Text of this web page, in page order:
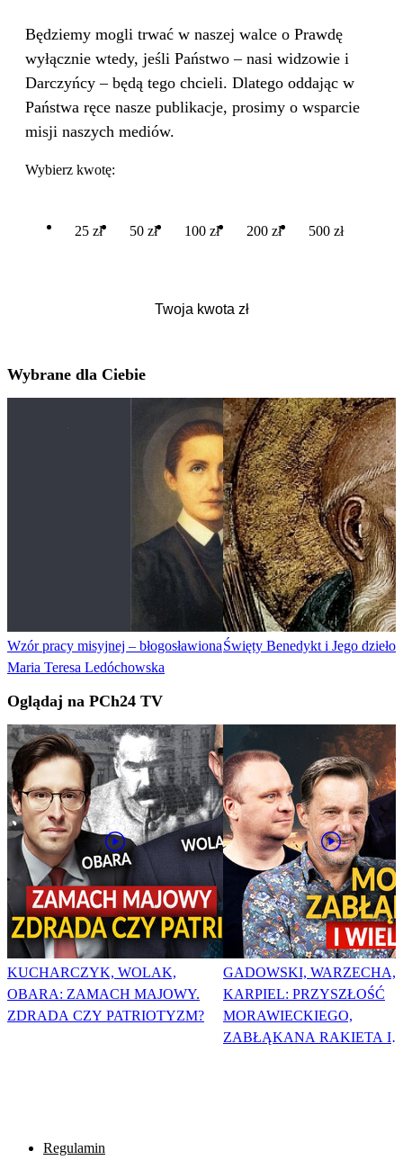
Będziemy mogli trwać w naszej walce o Prawdę
wyłącznie wtedy, jeśli Państwo – nasi widzowie i
Darczyńcy – będą tego chcieli. Dlatego oddając w
Państwa ręce nasze publikacje, prosimy o wsparcie
misji naszych mediów.
Wybierz kwotę:
25 zł 50 zł 100 zł 200 zł 500 zł
Wybrane dla Ciebie
Wzór pracy misyjnej – błogosławiona
Maria Teresa Ledóchowska
Święty Benedykt i Jego dzieło
Oglądaj na PCh24 TV
KUCHARCZYK, WOLAK,
OBARA: ZAMACH MAJOWY.
ZDRADA CZY PATRIOTYZM?
GADOWSKI, WARZECHA,
KARPIEL: PRZYSZŁOŚĆ
MORAWIECKIEGO,
ZABŁĄKANA RAKIETA I
Regulamin